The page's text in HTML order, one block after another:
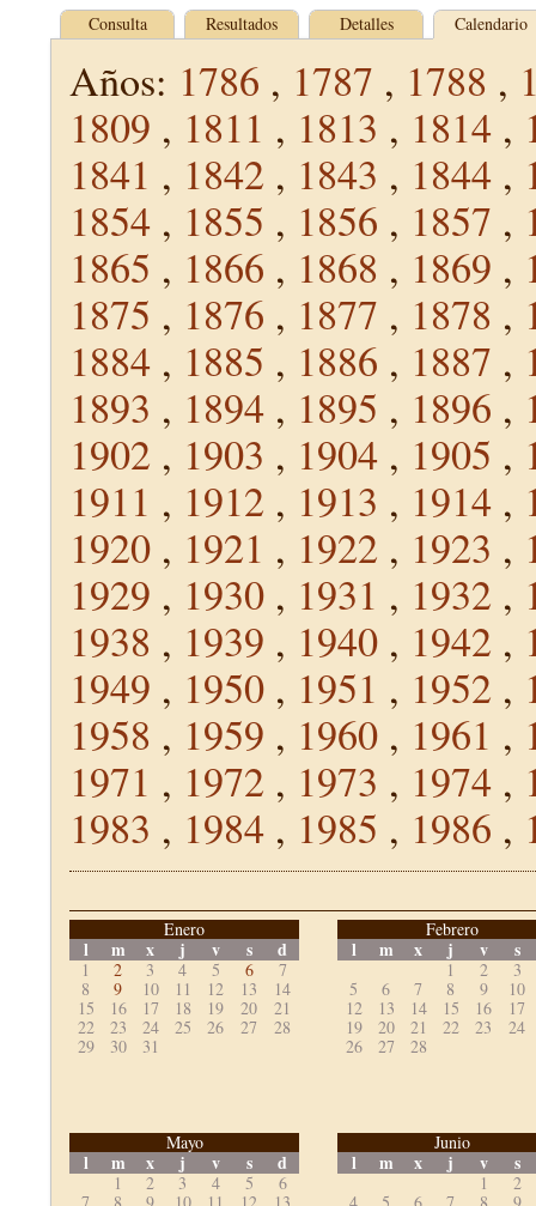
Consulta Resultados Detalles Calendario
Años: 1786 , 1787 , 1788 ,
1809 , 1811 , 1813 , 1814 ,
1841 , 1842 , 1843 , 1844 ,
1854 , 1855 , 1856 , 1857 ,
1865 , 1866 , 1868 , 1869 ,
1875 , 1876 , 1877 , 1878 ,
1884 , 1885 , 1886 , 1887 ,
1893 , 1894 , 1895 , 1896 ,
1902 , 1903 , 1904 , 1905 ,
1911 , 1912 , 1913 , 1914 ,
1920 , 1921 , 1922 , 1923 ,
1929 , 1930 , 1931 , 1932 ,
1938 , 1939 , 1940 , 1942 ,
1949 , 1950 , 1951 , 1952 ,
1958 , 1959 , 1960 , 1961 ,
1971 , 1972 , 1973 , 1974 ,
1983 , 1984 , 1985 , 1986 ,
Enero
l m x j v s d
1 2 3 4 5 6
7
8
9 10 11 12 13
14
15
16 17 18 19 20
21
22
23 24 25 26 27
28
29
30 31
Febrero
l m x j v s
1 2
3
5
6 7 8 9
10
12
13 14 15 16
17
19
20 21 22 23
24
26
27 28
Mayo
l m x j v s d
1 2 3 4 5
6
Junio
l m x j v s
1
2